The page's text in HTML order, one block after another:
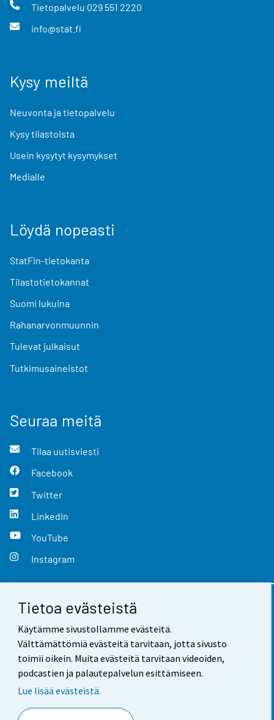
Tietoa evästeistä
Käytämme sivustollamme evästeitä.
Välttämättömiä evästeitä tarvitaan, jotta sivusto
toimii oikein. Muita evästeitä tarvitaan videoiden,
podcastien ja palautepalvelun esittämiseen.
Lue lisää evästeistä.
Tietopalvelu 029 551 2220
info@stat.fi
Kysy meiltä
Neuvonta ja tietopalvelu
Kysy tilastoista
Usein kysytyt kysymykset
Medialle
Löydä nopeasti
StatFin-tietokanta
Tilastotietokannat
Suomi lukuina
Rahanarvonmuunnin
Tulevat julkaisut
Tutkimusaineistot
Seuraa meitä
Tilaa uutisviesti
Facebook
Twitter
LinkedIn
YouTube
Instagram
Yhteystiedot
Palaute
Käyttöehdot
Saavutettavuus